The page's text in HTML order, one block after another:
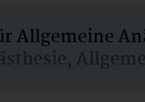
Allgemeine